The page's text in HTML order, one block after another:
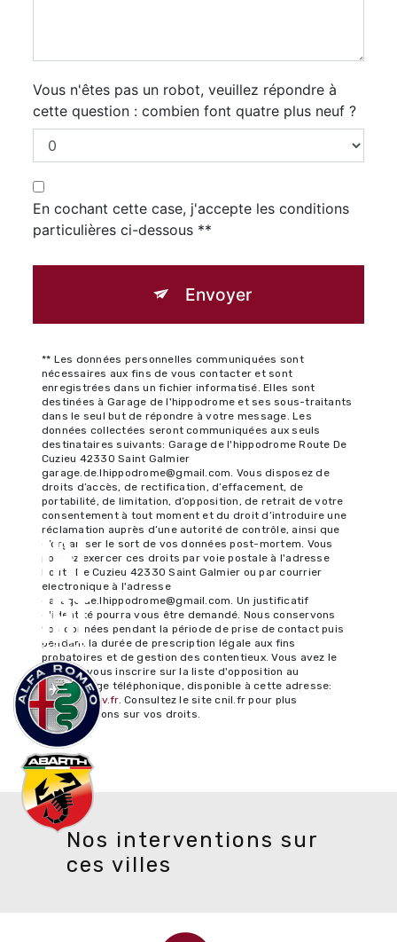
Vous n'êtes pas un robot, veuillez répondre à
cette question : combien font quatre plus neuf ?
En cochant cette case, j'accepte les conditions
particulières ci-dessous **
Envoyer
** Les données personnelles communiquées sont
nécessaires aux fins de vous contacter et sont
enregistrées dans un fichier informatisé. Elles sont
destinées à Garage de l'hippodrome et ses sous-traitants
dans le seul but de répondre à votre message. Les
données collectées seront communiquées aux seuls
destinataires suivants: Garage de l'hippodrome Route De
Cuzieu 42330 Saint Galmier
garage.de.lhippodrome@gmail.com. Vous disposez de
droits d’accès, de rectification, d’effacement, de
portabilité, de limitation, d’opposition, de retrait de votre
consentement à tout moment et du droit d’introduire une
réclamation auprès d’une autorité de contrôle, ainsi que
d’organiser le sort de vos données post-mortem. Vous
pouvez exercer ces droits par voie postale à l'adresse
Route De Cuzieu 42330 Saint Galmier ou par courrier
électronique à l'adresse
garage.de.lhippodrome@gmail.com. Un justificatif
d'identité pourra vous être demandé. Nous conservons
vos données pendant la période de prise de contact puis
pendant la durée de prescription légale aux fins
probatoires et de gestion des contentieux. Vous avez le
droit de vous inscrire sur la liste d'opposition au
démarchage téléphonique, disponible à cette adresse:
Bloctel.gouv.fr. Consultez le site cnil.fr pour plus
d’informations sur vos droits.
Nos interventions sur
ces villes